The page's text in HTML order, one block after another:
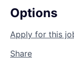
Options
Apply for this
Share